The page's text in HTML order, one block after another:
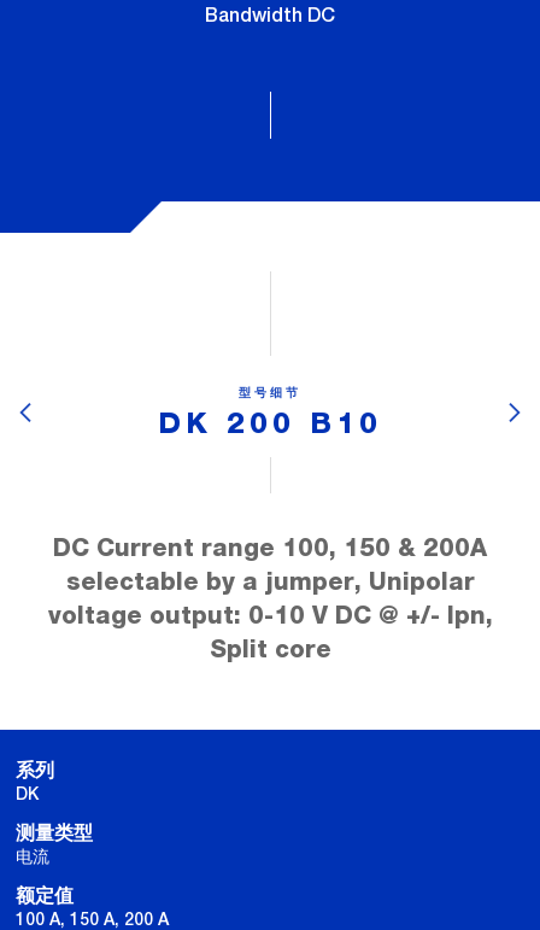
Bandwidth DC
型号细节
DK 200 B10
DC Current range 100, 150 & 200A
selectable by a jumper, Unipolar
voltage output: 0-10 V DC @ +/- Ipn,
Split core
系列
DK
测量类型
电流
额定值
100 A, 150 A, 200 A